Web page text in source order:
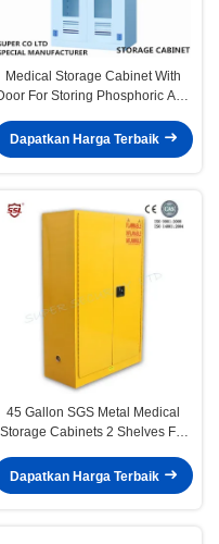
Medical Storage Cabinet With
For Storing Phosphoric And
Dapatkan Harga Terbaik
45 Gallon SGS Metal Medical
Storage Cabinets 2 Shelves For
Dapatkan Harga Terbaik